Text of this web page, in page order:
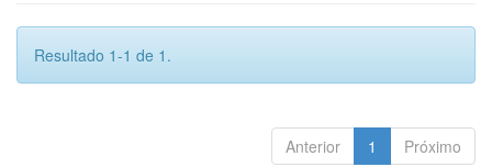
Resultado 1-1 de 1.
Anterior 1 Próximo